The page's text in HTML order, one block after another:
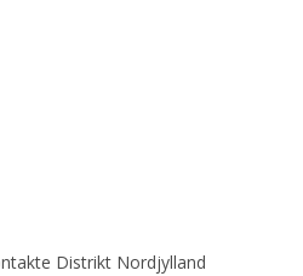
Distrikt Nordjylland